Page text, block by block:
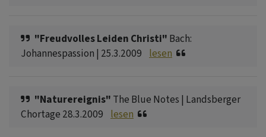
"Freudvolles Leiden Christi" Bach:
Johannespassion | 25.3.2009 lesen
"Naturereignis" The Blue Notes | Landsberger
Chortage 28.3.2009 lesen